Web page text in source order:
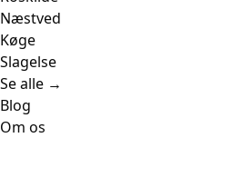
Næstved
Køge
Slagelse
Se alle →
Blog
Om os